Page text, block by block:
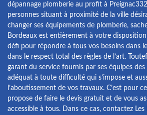
dépannage plomberie au profit à
personnes situant à proximité de la ville
changer ses équipements de plomberie,
Bordeaux est entièrement à votre
défi pour répondre à tous vos besoins dans
dans le respect total des règles de l’art.
garant du service fournis par ses équipes
adéquat à toute difficulté qui s’impose et
l’aboutissement de vos travaux. C’est pour
propose de faire le devis gratuit et de vous
accessible à tous. Dans ce cas, contactez Les